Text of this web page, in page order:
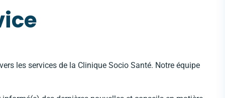
les services de la Clinique Socio Santé. Notre équipe